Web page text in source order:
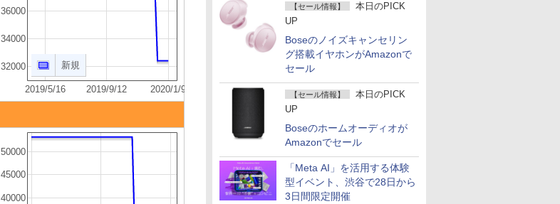
【セール情報】
本日のPICK
UP
Boseのノイズキャンセリン
グ搭載イヤホンがAmazonで
セール
【セール情報】
本日のPICK
UP
Boseのホームオーディオが
Amazonでセール
「Meta AI」を活用する体験
型イベント、渋谷で28日から
3日間限定開催
2019/5/16 2019/9/12 2020/1/9
32000
34000
36000
新規
40000
45000
50000